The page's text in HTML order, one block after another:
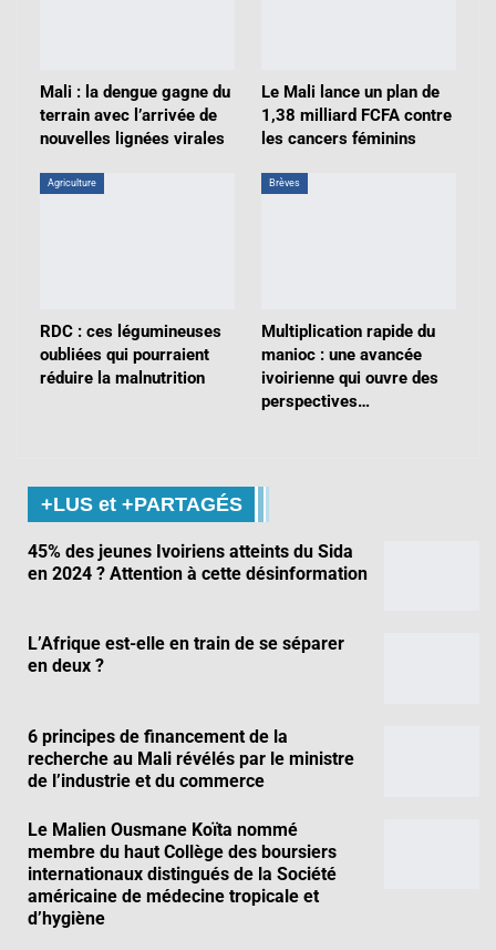
Mali : la dengue gagne du
terrain avec l’arrivée de
nouvelles lignées virales
Le Mali lance un plan de
1,38 milliard FCFA contre
les cancers féminins
Agriculture
RDC : ces légumineuses
oubliées qui pourraient
réduire la malnutrition
Brèves
Multiplication rapide du
manioc : une avancée
ivoirienne qui ouvre des
perspectives…
+LUS et +PARTAGÉS
45% des jeunes Ivoiriens atteints du Sida
en 2024 ? Attention à cette désinformation
L’Afrique est-elle en train de se séparer
en deux ?
6 principes de financement de la
recherche au Mali révélés par le ministre
de l’industrie et du commerce
Le Malien Ousmane Koïta nommé
membre du haut Collège des boursiers
internationaux distingués de la Société
américaine de médecine tropicale et
d’hygiène